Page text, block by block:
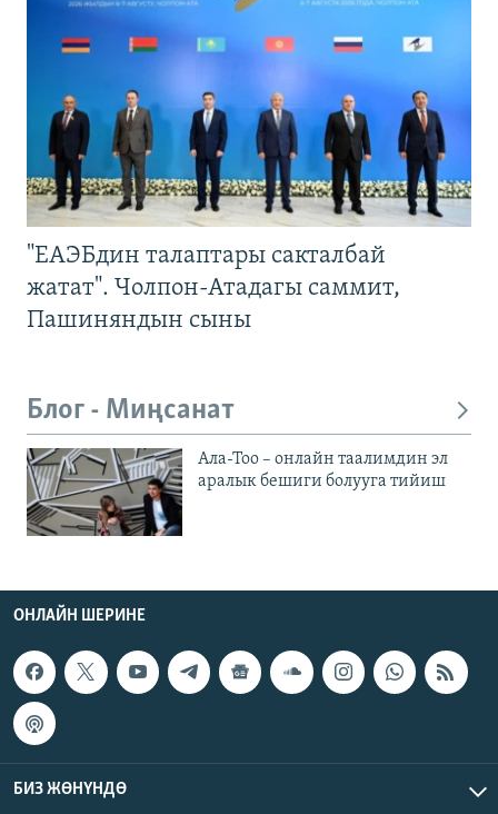
"ЕАЭБдин талаптары сакталбай
жатат". Чолпон-Атадагы саммит,
Пашиняндын сыны
Блог - Миңсанат
Ала-Тоо – онлайн таалимдин эл
аралык бешиги болууга тийиш
ОНЛАЙН ШЕРИНЕ
БИЗ ЖӨНҮНДӨ